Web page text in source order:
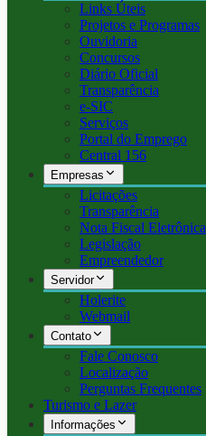
Links Úteis
Projetos e Programas
Ouvidoria
Concursos
Diário Oficial
Transparência
e-SIC
Serviços
Portal do Emprego
Central 156
Empresas
Licitações
Transparência
Nota Fiscal Eletrônica
Legislação
Empreendedor
Servidor
Holerite
Webmail
Contato
Fale Conosco
Localização
Perguntas Frequentes
Turismo e Lazer
Informações